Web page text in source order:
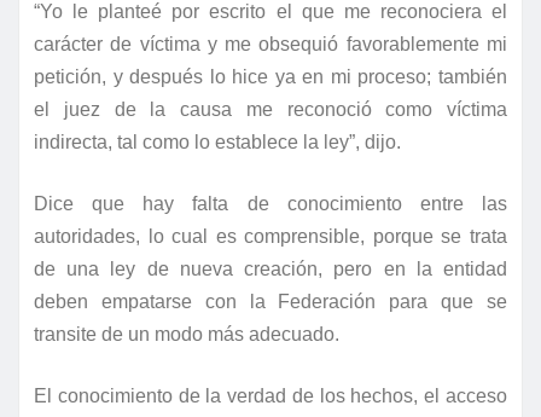
“Yo le planteé por escrito el que me reconociera el
carácter de víctima y me obsequió favorablemente mi
petición, y después lo hice ya en mi proceso; también
el juez de la causa me reconoció como víctima
indirecta, tal como lo establece la ley”, dijo.
Dice que hay falta de conocimiento entre las
autoridades, lo cual es comprensible, porque se trata
de una ley de nueva creación, pero en la entidad
deben empatarse con la Federación para que se
transite de un modo más adecuado.
El conocimiento de la verdad de los hechos, el acceso